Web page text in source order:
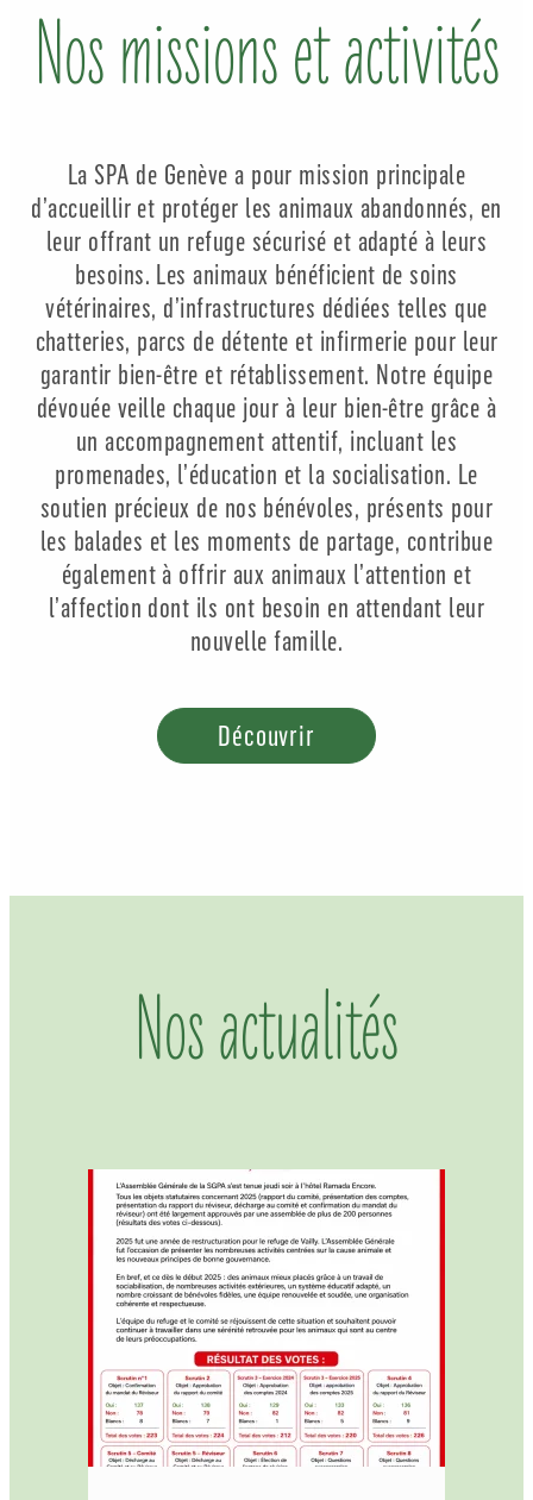
Nos missions et activités
La SPA de Genève a pour mission principale
d’accueillir et protéger les animaux abandonnés, en
leur offrant un refuge sécurisé et adapté à leurs
besoins. Les animaux bénéficient de soins
vétérinaires, d’infrastructures dédiées telles que
chatteries, parcs de détente et infirmerie pour leur
garantir bien-être et rétablissement. Notre équipe
dévouée veille chaque jour à leur bien-être grâce à
un accompagnement attentif, incluant les
promenades, l’éducation et la socialisation. Le
soutien précieux de nos bénévoles, présents pour
les balades et les moments de partage, contribue
également à offrir aux animaux l’attention et
l’affection dont ils ont besoin en attendant leur
nouvelle famille.
Découvrir
Nos actualités